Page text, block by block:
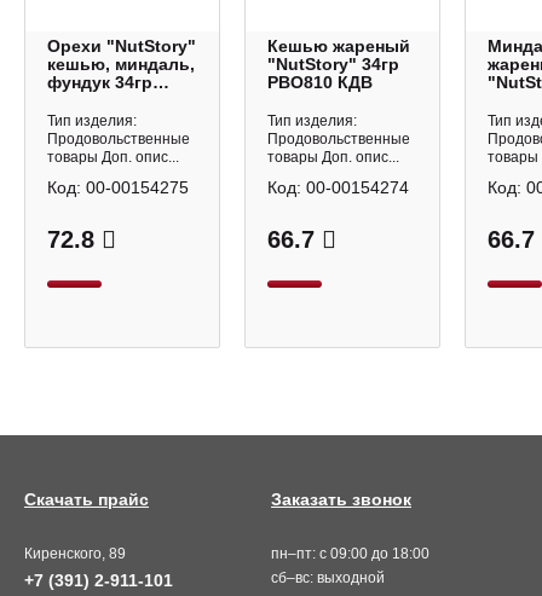
Орехи "NutStory"
кешью, миндаль,
фундук 34гр
Тип изделия:
Продовольственные
товары Доп. опис...
72.8
Код: 00-00154275
Кешью жареный
"NutStory" 34гр
РВО810 КДВ
Тип изделия:
Продовольственные
товары Доп. опис...
66.7
Код: 00-00154274
Тип
товары
66.7
Код:
Киренского, 89
+7 (391) 2-911-101
пн–пт: с 09:00 до 18:00
сб–вс: выходной
Заказать звонок
Скачать прайс